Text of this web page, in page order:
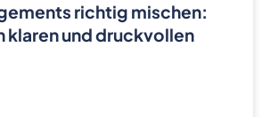
richtig mischen:
klaren und druckvollen